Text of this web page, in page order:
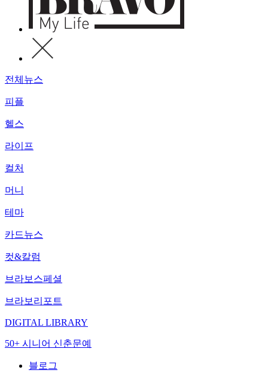
전체뉴스
피플
헬스
라이프
컬처
머니
테마
카드뉴스
컷&칼럼
브라보스페셜
브라보리포트
DIGITAL LIBRARY
50+ 시니어 신춘문예
블로그